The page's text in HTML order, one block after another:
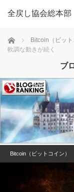
全戻し協会総本部
Home Bitcoin（ビット
軟調な動きが続く
ブ
Bitcoin（ビットコイン）